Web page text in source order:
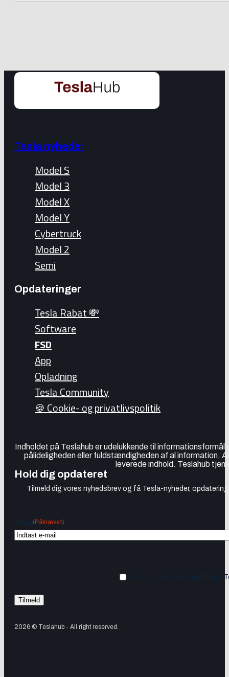
Tesla nyheder
Model S
Model 3
Model X
Model Y
Cybertruck
Model 2
Semi
Opdateringer
Tesla Rabat 💸
Software
FSD
App
Opladning
Tesla Community
🍪 Cookie- og privatlivspolitik
Indholdet på Teslahub er udelukkende til
pålideligheden eller fuldstændigheden af al information.
leverede indhold. Teslahub
Hold dig opdateret
Tilmeld dig vores nyhedsbrev og få Tesla-nyheder,
(Påkrævet)
Ja tak, jeg vil gerne modtage
2026 © Teslahub - All right reserved.